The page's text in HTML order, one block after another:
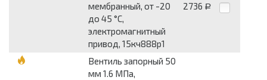
мембранный, от -20
до 45 °С,
электромагнитный
привод, 15кч888р1
2736 Р
Вентиль запорный 50
мм 1.6 МПа,